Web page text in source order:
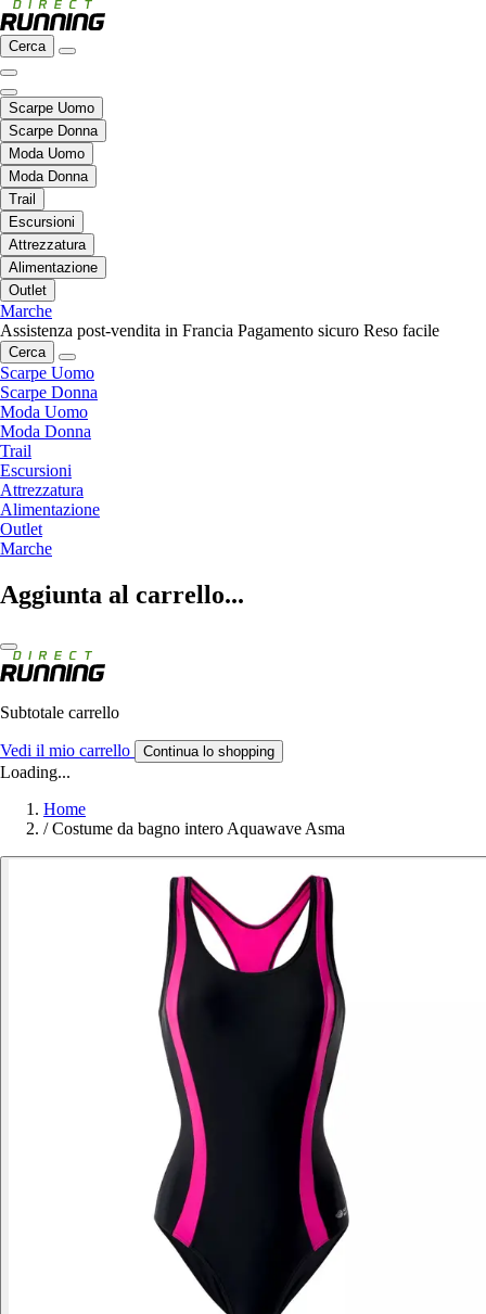
Cerca
Scarpe Uomo
Scarpe Donna
Moda Uomo
Moda Donna
Trail
Escursioni
Attrezzatura
Alimentazione
Outlet
Marche
Assistenza post-vendita in Francia Pagamento sicuro Reso facile
Cerca
Scarpe Uomo
Scarpe Donna
Moda Uomo
Moda Donna
Trail
Escursioni
Attrezzatura
Alimentazione
Outlet
Marche
Aggiunta al carrello...
Subtotale carrello
Vedi il mio carrello Continua lo shopping
Loading...
Home
/ Costume da bagno intero Aquawave Asma